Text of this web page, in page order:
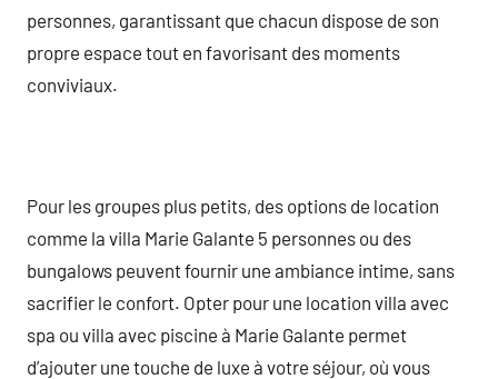
personnes, garantissant que chacun dispose de son
propre espace tout en favorisant des moments
conviviaux.
Pour les groupes plus petits, des options de location
comme la villa Marie Galante 5 personnes ou des
bungalows peuvent fournir une ambiance intime, sans
sacrifier le confort. Opter pour une location villa avec
spa ou villa avec piscine à Marie Galante permet
d’ajouter une touche de luxe à votre séjour, où vous